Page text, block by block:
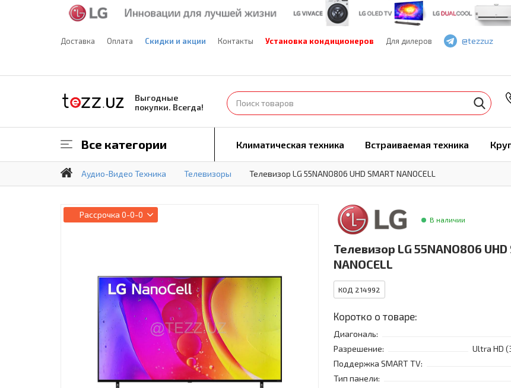
Доставка Оплата Скидки и акции Контакты Установка кондиционеров Для дилеров
@tezzuz
Выгодные
покупки. Всегда!
Все категории Климатическая техника Встраиваемая техника
Аудио-Видео Техника Телевизоры Телевизор LG 55NANO806 UHD SMART NANOCELL
Рассрочка 0-0-0
В наличии
Телевизор LG 55NANO806 UHD
NANOCELL
КОД 214992
Коротко о товаре:
Диагональ:
Разрешение:
Ultra HD
Поддержка SMART TV:
Тип панели: